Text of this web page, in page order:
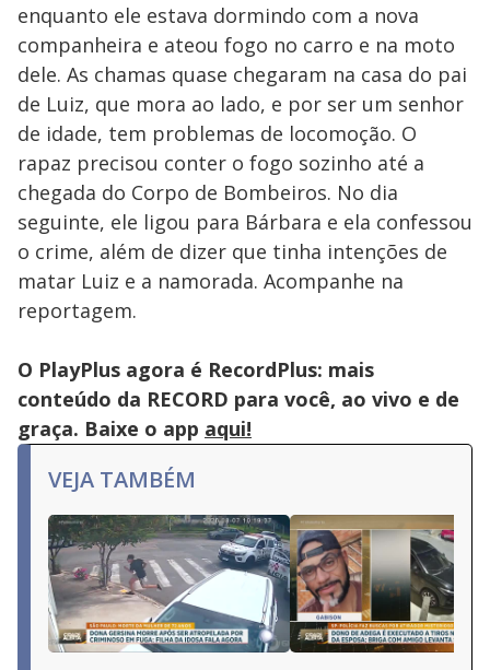
enquanto ele estava dormindo com a nova
companheira e ateou fogo no carro e na moto
dele. As chamas quase chegaram na casa do pai
de Luiz, que mora ao lado, e por ser um senhor
de idade, tem problemas de locomoção. O
rapaz precisou conter o fogo sozinho até a
chegada do Corpo de Bombeiros. No dia
seguinte, ele ligou para Bárbara e ela confessou
o crime, além de dizer que tinha intenções de
matar Luiz e a namorada. Acompanhe na
reportagem.
O PlayPlus agora é RecordPlus: mais
conteúdo da RECORD para você, ao vivo e de
graça. Baixe o app aqui!
VEJA TAMBÉM